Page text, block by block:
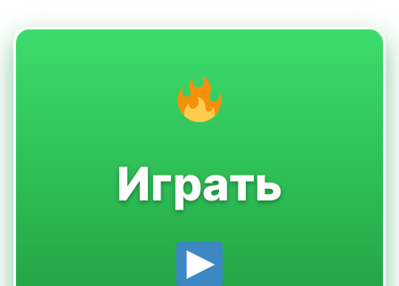
Играть